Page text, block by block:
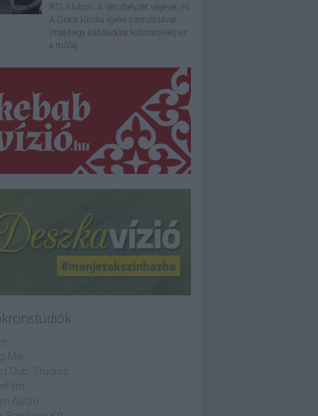
RTL Klubon. A Vészhelyzet végével, és
A Grace klinika éjjelre szorulásával
(majd egy kábeladóra költözésével) ez
a műfaj...
Mix
Dub Studios
Audio